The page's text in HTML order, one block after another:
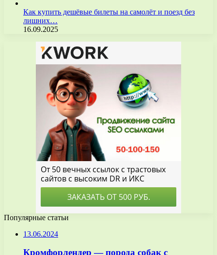
Как купить дешёвые билеты на самолёт и поезд без
лишних…
16.09.2025
Популярные статьи
13.06.2024
Кромфорлендер — порода собак с